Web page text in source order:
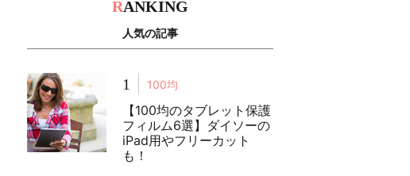
RANKING
人気の記事
1 100均
【100均のタブレット保護
フィルム6選】ダイソーの
iPad用やフリーカット
も！